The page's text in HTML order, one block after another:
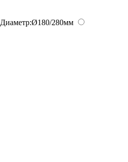
Диаметр:Ø180/280мм